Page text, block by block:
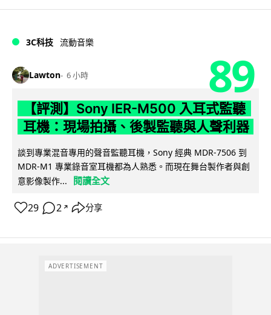
3C科技 流動音樂
Lawton 6 小時 89
【評測】Sony IER-M500 入耳式監聽
耳機：現場拍攝、後製監聽與人聲利器
談到專業混音專用的聲音監聽耳機，Sony 經典 MDR-7506 到
MDR-M1 專業錄音室耳機都為人熟悉。而現在舞台製作者與創
意影像製作...
閱讀全文
29 2 ↗ 分享
ADVERTISEMENT